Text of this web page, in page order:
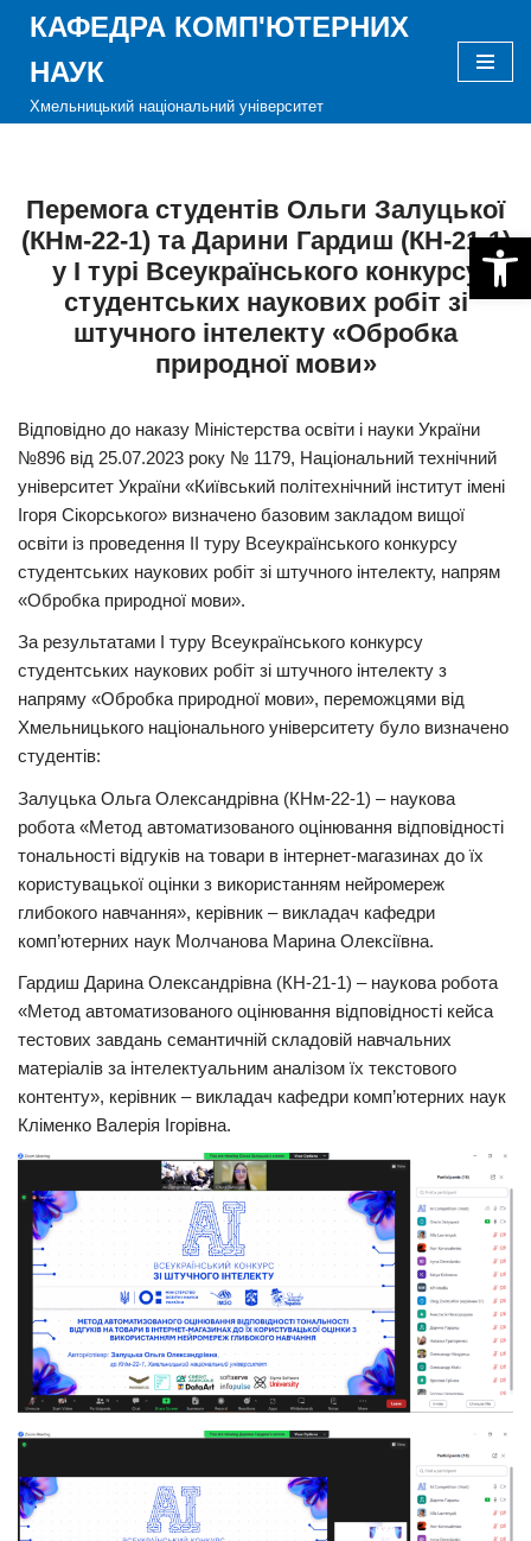
Перейти
вмісту
КАФЕДРА КОМП'ЮТЕРНИХ
НАУК
Хмельницький національний університет
Перемога студентів Ольги Залуцької
(КНм-22-1) та Дарини Гардиш (КН-21-1)
у І турі Всеукраїнського конкурсу
студентських наукових робіт зі
штучного інтелекту «Обробка
природної мови»
Відповідно до наказу Міністерства освіти і науки України
№896 від 25.07.2023 року № 1179, Національний технічний
університет України «Київський політехнічний інститут імені
Ігоря Сікорського» визначено базовим закладом вищої
освіти із проведення II туру Всеукраїнського конкурсу
студентських наукових робіт зі штучного інтелекту, напрям
«Обробка природної мови».
За результатами I туру Всеукраїнського конкурсу
студентських наукових робіт зі штучного інтелекту з
напряму «Обробка природної мови», переможцями від
Хмельницького національного університету було визначено
студентів:
Залуцька Ольга Олександрівна (КНм-22-1) – наукова
робота «Метод автоматизованого оцінювання відповідності
тональності відгуків на товари в інтернет-магазинах до їх
користувацької оцінки з використанням нейромереж
глибокого навчання», керівник – викладач кафедри
комп’ютерних наук Молчанова Марина Олексіївна.
Гардиш Дарина Олександрівна (КН-21-1) – наукова робота
«Метод автоматизованого оцінювання відповідності кейса
тестових завдань семантичній складовій навчальних
матеріалів за інтелектуальним аналізом їх текстового
контенту», керівник – викладач кафедри комп’ютерних наук
Кліменко Валерія Ігорівна.